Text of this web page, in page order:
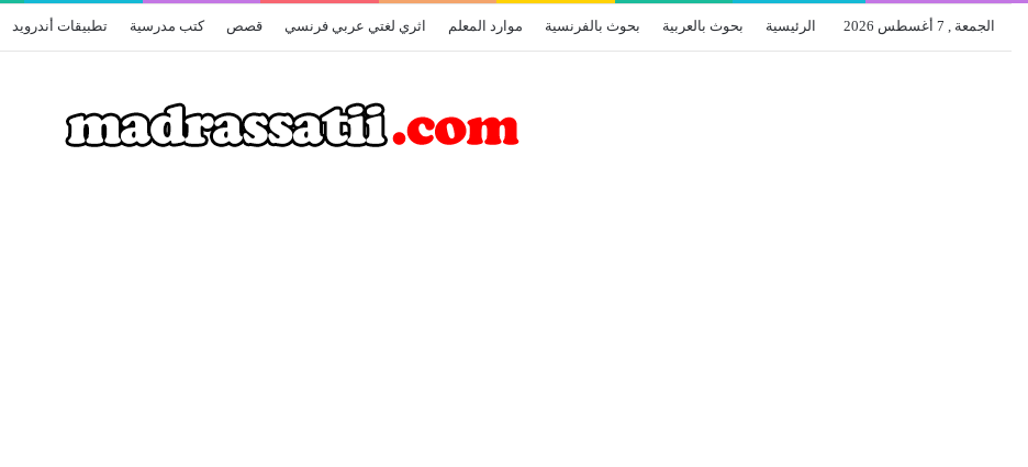
الجمعة , 7 أغسطس 2026 الرئيسية بحوث بالعربية بحوث بالفرنسية موارد المعلم اثري لغتي عربي فرنسي قصص كتب مدرسية تطبيقات أندرويد